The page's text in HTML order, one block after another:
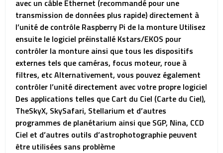
avec un câble Ethernet (recommandé pour une
transmission de données plus rapide) directement à
l’unité de contrôle Raspberry Pi de la monture Utilisez
ensuite le logiciel préinstallé Kstars/EKOS pour
contrôler la monture ainsi que tous les dispositifs
externes tels que caméras, focus moteur, roue à
filtres, etc Alternativement, vous pouvez également
contrôler l’unité directement avec votre propre logiciel
Des applications telles que Cart du Ciel (Carte du Ciel),
TheSkyX, SkySafari, Stellarium et d’autres
programmes de planétarium ainsi que SGP, Nina, CCD
Ciel et d’autres outils d’astrophotographie peuvent
être utilisées sans problème